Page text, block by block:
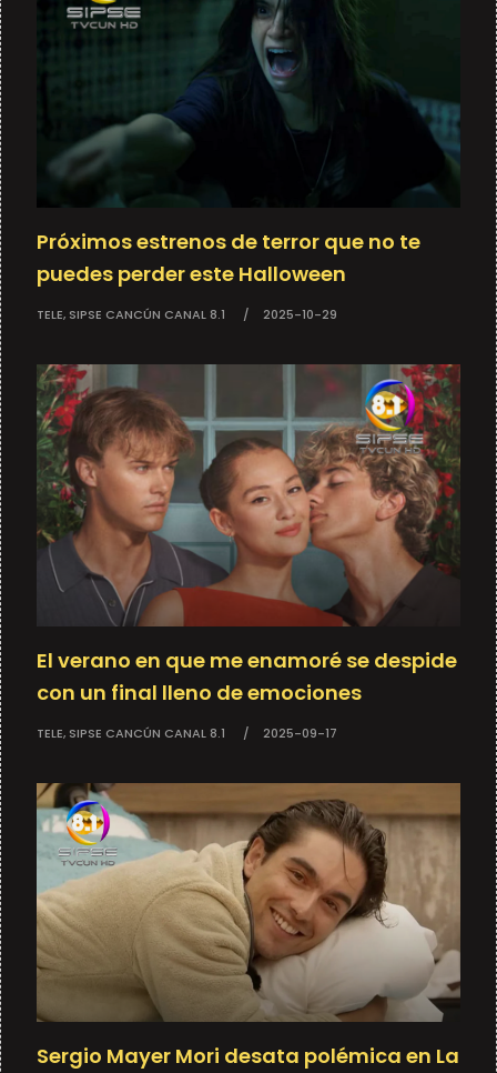
Próximos estrenos de terror que no te
puedes perder este Halloween
TELE, SIPSE CANCÚN CANAL 8.1 2025-10-29
El verano en que me enamoré se despide
con un final lleno de emociones
TELE, SIPSE CANCÚN CANAL 8.1 2025-09-17
Sergio Mayer Mori desata polémica en La